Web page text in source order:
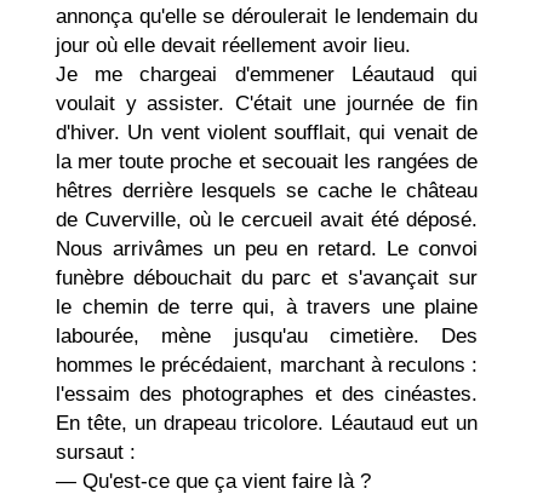
annonça qu'elle se déroulerait le lendemain du
jour où elle devait réellement avoir lieu.
Je me chargeai d'emmener Léautaud qui
voulait y assister. C'était une journée de fin
d'hiver. Un vent violent soufflait, qui venait de
la mer toute proche et secouait les rangées de
hêtres derrière lesquels se cache le château
de Cuverville, où le cercueil avait été déposé.
Nous arrivâmes un peu en retard. Le convoi
funèbre débouchait du parc et s'avançait sur
le chemin de terre qui, à travers une plaine
labou­rée, mène jusqu'au cimetière. Des
hommes le pré­cédaient, marchant à reculons :
l'essaim des photo­graphes et des cinéastes.
En tête, un drapeau trico­lore. Léautaud eut un
sursaut :
— Qu'est-ce que ça vient faire là ?